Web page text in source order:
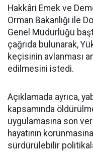
Hakkâri Emek ve
Orman Bakanlığı ile
Genel Müdürlüğü
çağrıda bulunarak,
keçisinin avlanması
edilmesini istedi.
Açıklamada ayrıca,
kapsamında
uygulamasına son
hayatının
sürdürülebilir